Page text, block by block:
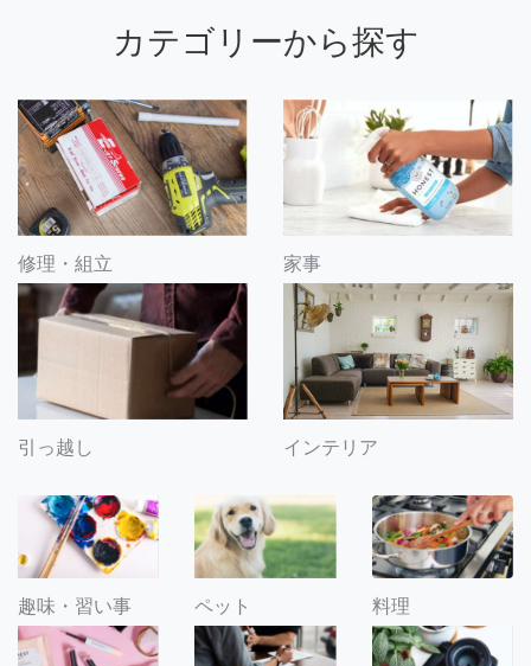
カテゴリーから探す
修理・組立 家事
引っ越し インテリア
趣味・習い事 ペット 料理